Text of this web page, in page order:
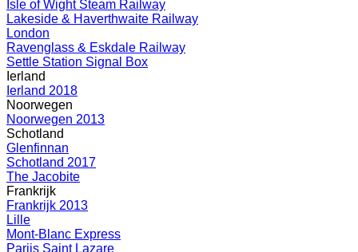
Isle of Wight Steam Railway
Lakeside & Haverthwaite Railway
London
Ravenglass & Eskdale Railway
Settle Station Signal Box
Ierland
Ierland 2018
Noorwegen
Noorwegen 2013
Schotland
Glenfinnan
Schotland 2017
The Jacobite
Frankrijk
Frankrijk 2013
Lille
Mont-Blanc Express
Parijs Saint Lazare